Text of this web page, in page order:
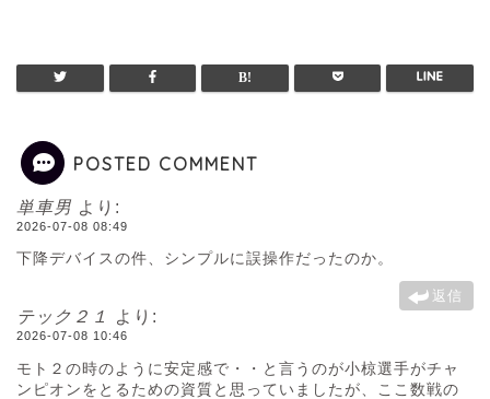
POSTED COMMENT
単車男 より:
2026-07-08 08:49
下降デバイスの件、シンプルに誤操作だったのか。
返信
テック２１ より:
2026-07-08 10:46
モト２の時のように安定感で・・と言うのが小椋選手がチャ
ンピオンをとるための資質と思っていましたが、ここ数戦の